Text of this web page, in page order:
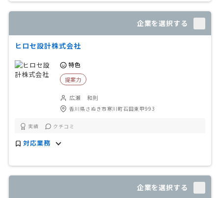
企業を選択する
ヒロセ設計株式会社
特色
提案力
広瀬 和則
香川県さぬき市寒川町石田東甲993
実績 クチコミ
対応業務
企業を選択する